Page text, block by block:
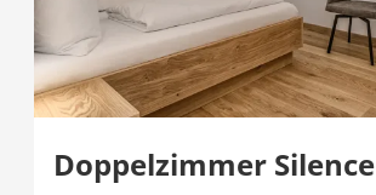
Doppelzimmer